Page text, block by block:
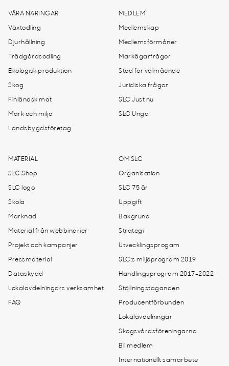
VÅRA NÄRINGAR
Växtodling
Djurhållning
Trädgårdsodling
Ekologisk produktion
Skog
Finländsk mat
Mark och miljö
Landsbygdsföretag
MEDLEM
Medlemskap
Medlemsförmåner
Markägarfrågor
Stöd för välmående
Juridiska frågor
SLC Just nu
SLC Unga
MATERIAL
SLC Shop
SLC logo
Skola
Marknad
Material från webbinarier
Projekt och kampanjer
Pressmaterial
Dataskydd
Lokalavdelningars verksamhet
FAQ
OM SLC
Organisation
SLC 75 år
Uppgift
Bakgrund
Strategi
Utvecklingsprogam
SLC:s miljöprogram 2019
Handlingsprogram 2017-2022
Ställningstaganden
Producentförbunden
Lokalavdelningar
Skogsvårdsföreningarna
Bli medlem
Internationellt samarbete